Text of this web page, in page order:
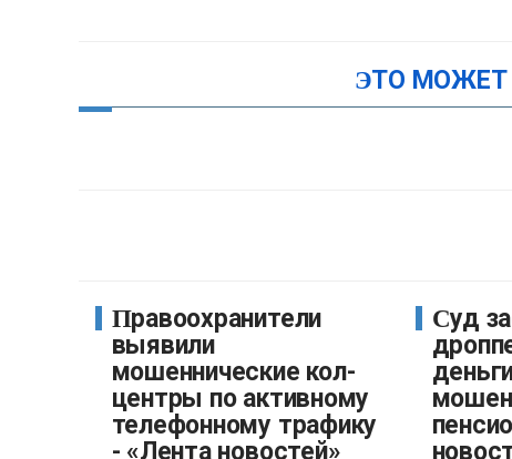
ЭТО
Правоохранители
выявили
мошеннические кол-
центры по активному
телефонному трафику
- «Лента новостей»
Суд заставил